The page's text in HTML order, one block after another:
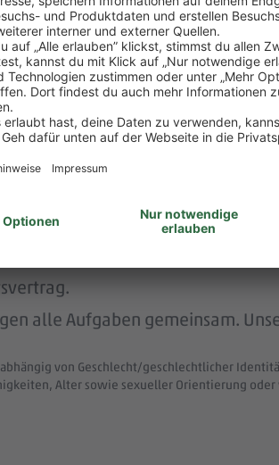
dass du dir nach 3 Jahren
Hausbau.
dich durch die Vermittlung
und
der größten Arbeitgeber
wie das LGBTIQ-Netzwerk
rund um Karriere und
alle Aufgaben gemeinsam.
von Geschlecht/geschlechtlicher
Alter sowie sexueller Orientierung